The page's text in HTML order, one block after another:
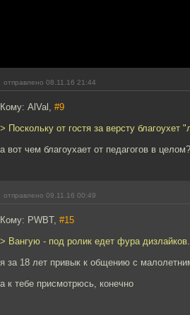
отправлено 08.11.16 21:44
Кому: AlVal, #9
> Поскольку от гостя за версту благоухет
а вот чем благоухает от педагогов в целом?
отправлено 09.11.16 00:49
Кому: PWBT, #15
> Вангую - под ролик едет фура
я за 18 лет привык к общению с
а к тебе присмотрюсь, конечно